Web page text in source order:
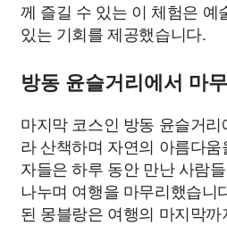
께 즐길 수 있는 이 체험은 예
있는 기회를 제공했습니다.
방동 윤슬거리에서 마
마지막 코스인 방동 윤슬거
라 산책하며 자연의 아름다
자들은 하루 동안 만난 사람
나누며 여행을 마무리했습니
된 몽블랑은 여행의 마지막